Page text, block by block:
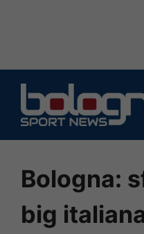
contenuto
Bologna:
big